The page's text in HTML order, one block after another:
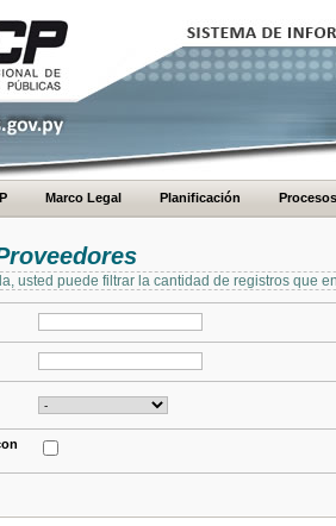
Marco Legal Planificación Procesos
usted puede filtrar la cantidad de registros que